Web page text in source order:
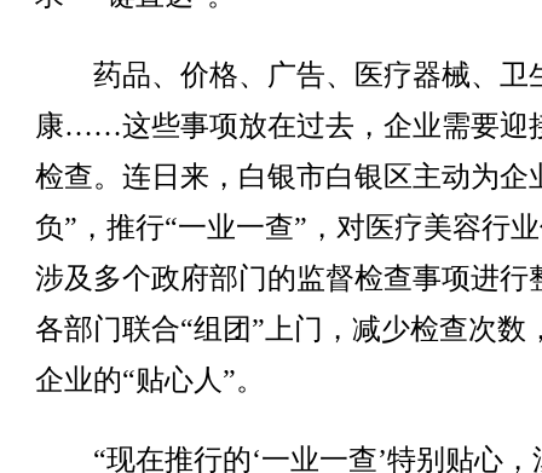
药品、价格、广告、医疗器械、卫
康……这些事项放在过去，企业需要迎
检查。连日来，白银市白银区主动为企
负”，推行“一业一查”，对医疗美容行
涉及多个政府部门的监督检查事项进行
各部门联合“组团”上门，减少检查次数
企业的“贴心人”。
“现在推行的‘一业一查’特别贴心，